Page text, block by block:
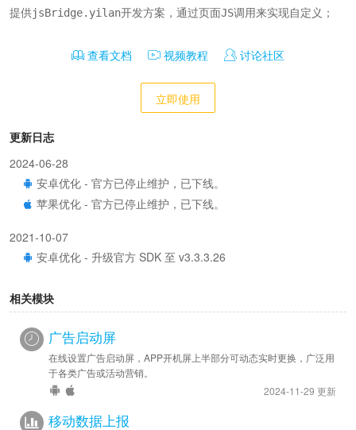
提供jsBridge.yilan开发方案，通过页面JS调用来实现自定义；
查看文档 视频教程 讨论社区
立即使用
更新日志
2024-06-28
安卓优化 - 官方已停止维护，已下线。
苹果优化 - 官方已停止维护，已下线。
2021-10-07
安卓优化 - 升级官方 SDK 至 v3.3.3.26
相关模块
广告启动屏
在线设置广告启动屏，APP开机屏上半部分可动态实时更换，广泛用
于各类广告或活动营销。
2024-11-29 更新
移动数据上报